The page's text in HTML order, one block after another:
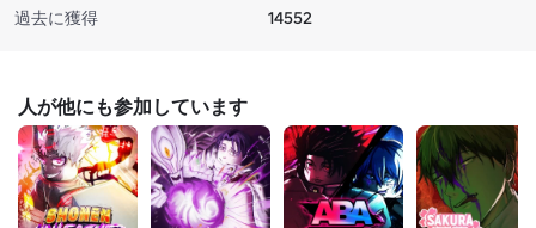
過去に獲得
14552
人が他にも参加しています